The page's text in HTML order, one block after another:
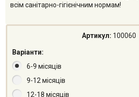
всім санітарно-гігієнічним нормам!
Артикул: 100060
Варіанти:
6-9 місяців
9-12 місяців
12-18 місяців